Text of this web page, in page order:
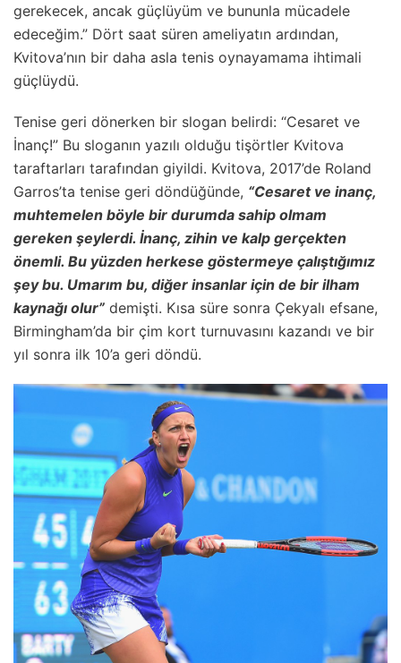
gerekecek, ancak güçlüyüm ve bununla mücadele
edeceğim.” Dört saat süren ameliyatın ardından,
Kvitova’nın bir daha asla tenis oynayamama ihtimali
güçlüydü.
Tenise geri dönerken bir slogan belirdi: “Cesaret ve
İnanç!” Bu sloganın yazılı olduğu tişörtler Kvitova
taraftarları tarafından giyildi. Kvitova, 2017’de Roland
Garros’ta tenise geri döndüğünde, “Cesaret ve inanç,
muhtemelen böyle bir durumda sahip olmam
gereken şeylerdi. İnanç, zihin ve kalp gerçekten
önemli. Bu yüzden herkese göstermeye çalıştığımız
şey bu. Umarım bu, diğer insanlar için de bir ilham
kaynağı olur” demişti. Kısa süre sonra Çekyalı efsane,
Birmingham’da bir çim kort turnuvasını kazandı ve bir
yıl sonra ilk 10’a geri döndü.